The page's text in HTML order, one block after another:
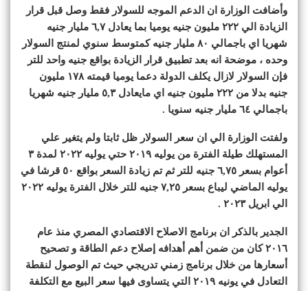
وأضافت الوزارة ان الدعم الموجه للسولار فقط وصل قبل قرار
الزيادة الي ٢٢٢ مليون جنيه يوميا بما يعادل ٦,٧ مليار جنيه
شهريا اي باجمالي ٨٠ مليار جنيه كمتوسط سنوي لمنتج السولار
وحده ، موضحة انه بعد تطبيق قرار الزيادة بواقع جنيه واحد للتر
فإن السولار لازال يكلف الدولة دعما يوميا قيمته ١٧٨ مليون
جنيه بدلا من ٢٢٢ مليون جنيه اي مايعادل ٥,٣ مليار جنيه شهريا
باجمالي ٦٤ مليار جنيه سنويا .
ولفتت الوزارة الي ان سعر السولار ظل ثابتا ولم يتغير علي
المستهلك طيلة الفترة من يوليه ٢٠١٩ حتي يوليه ٢٠٢٢ لمدة ٣
أعوام بسعر ٦,٧٥ جنيه للتر ثم تم زيادة السعر بواقع ٥٠ قرشا في
يوليه الماضي ليباع بسعر ٧,٢٥ جنيه للتر خلال الفترة يوليه ٢٠٢٢
الي ابريل ٢٠٢٣ .
الجدير بالذكر ان برنامج الاصلاح الاقتصادي المصري منذ عام
٢٠١٦ كان من ضمن أهم أهدافه إصلاح دعم الطاقة و تصحيح
أسعارها من خلال برنامج زمني تدريجي حيث تم الوصول لنقطة
التعادل في يونيه ٢٠١٩ التي يتساوى فيها سعر البيع مع التكلفة